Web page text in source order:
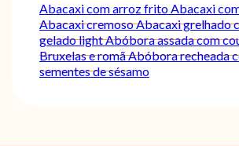
Abacaxi com arroz fritoAbacaxi
Abacaxi cremosoAbacaxi grelhado
gelado lightAbóbora assada com
Bruxelas e romãAbóbora recheada
sementes de sésamo